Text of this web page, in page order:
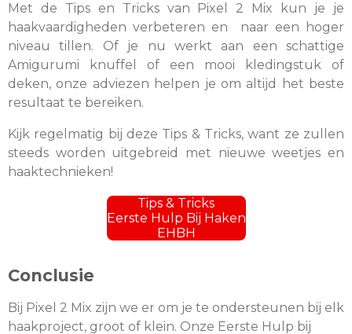
Met de Tips en Tricks van Pixel 2 Mix kun je je
haakvaardigheden verbeteren en naar een hoger
niveau tillen. Of je nu werkt aan een schattige
Amigurumi knuffel of een mooi kledingstuk of
deken, onze adviezen helpen je om altijd het beste
resultaat te bereiken.
Kijk regelmatig bij deze Tips & Tricks, want ze zullen
steeds worden uitgebreid met nieuwe weetjes en
haaktechnieken!
Tips & Tricks
Eerste Hulp Bij Haken
EHBH
Conclusie
Bij Pixel 2 Mix zijn we er om je te ondersteunen bij elk
haakproject, groot of klein. Onze Eerste Hulp bij